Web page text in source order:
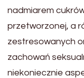
nadmiarem
przetworzonej, a
zestresowanych
zachowań
niekoniecznie